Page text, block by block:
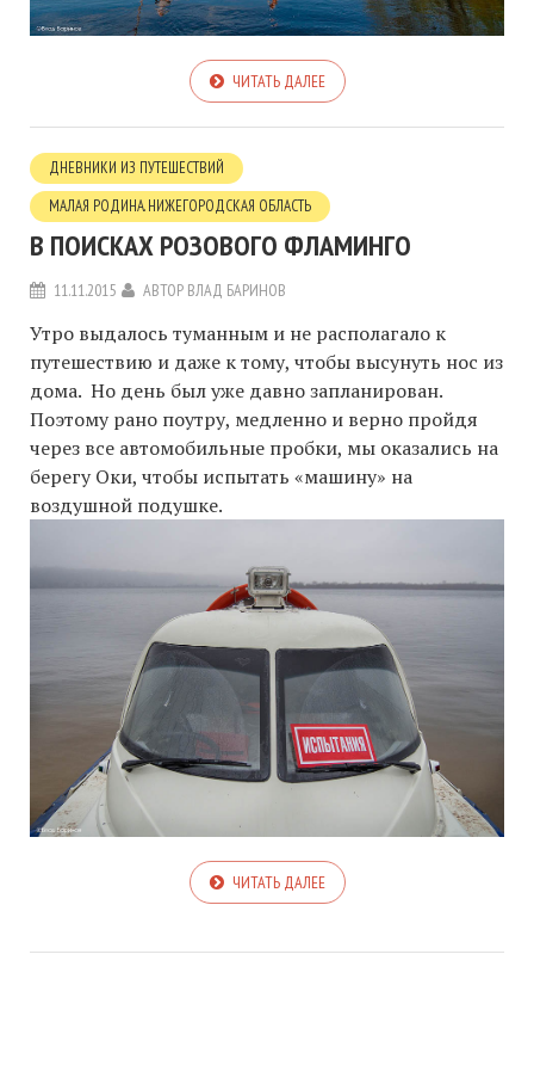
ЧИТАТЬ ДАЛЕЕ
ДНЕВНИКИ ИЗ ПУТЕШЕСТВИЙ
МАЛАЯ РОДИНА. НИЖЕГОРОДСКАЯ ОБЛАСТЬ
В ПОИСКАХ РОЗОВОГО ФЛAМИНГО
11.11.2015 АВТОР ВЛАД БАРИНОВ
Утро выдалось туманным и не располагало к
путешествию и даже к тому, чтобы высунуть нос из
дома. Но день был уже давно запланирован.
Поэтому рано поутру, медленно и верно пройдя
через все автомобильные пробки, мы оказались на
берегу Оки, чтобы испытать «машину» на
воздушной подушке.
ЧИТАТЬ ДАЛЕЕ